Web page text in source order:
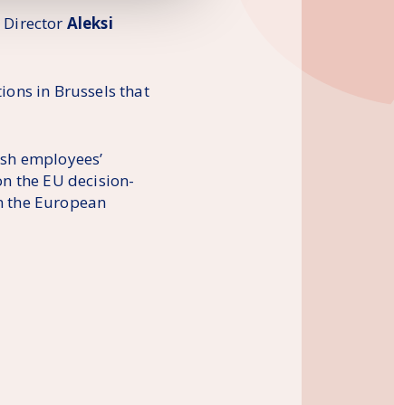
Director Aleksi
in Brussels that
employees’
the EU decision-
the European